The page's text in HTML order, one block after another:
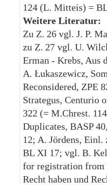
124 (L. Mitteis) =
Weitere Literatur:
Zu Z. 26 vgl. J. P.
zu Z. 27 vgl. U.
Erman - Krebs, Aus
A. Łukaszewicz,
Reconsidered, ZPE
Strategus, Centurio
322 (= M.Chrest.
Duplicates, BASP
12; A. Jördens, Einl.
BL XI 17; vgl. B.
for registration from
Recht haben und